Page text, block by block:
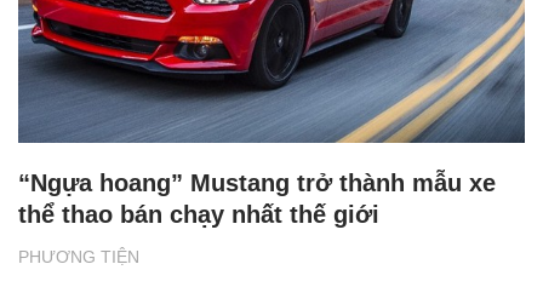
PHƯƠNG TIỆN
“Ngựa hoang” Mustang trở thành mẫu xe
thể thao bán chạy nhất thế giới